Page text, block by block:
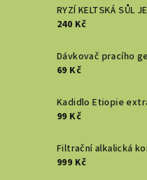
RYZÍ KELTSKÁ SŮL
240 Kč
Dávkovač pracího
69 Kč
Kadidlo Etiopie
99 Kč
Filtrační alkalická
999 Kč